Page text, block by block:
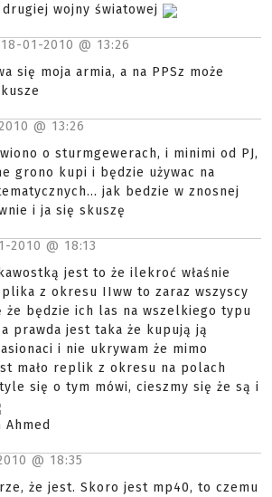
wojny światowej
18-01-2010 @ 13:26
się moja armia, a na PPSz może
@ 13:26
o sturmgewerach, i minimi od PJ,
grono kupi i będzie używac na
jak bedzie w znosnej
i ja się skuszę
2010 @ 18:13
jest to że ilekroć właśnie
z okresu IIww to zaraz wszyscy
że będzie ich las na wszelkiego typu
prawda jest taka że kupują ją
i nie ukrywam że mimo
mało replik z okresu na polach
się o tym mówi, cieszmy się że są i
Ahmed
@ 18:35
że jest. Skoro jest mp40, to czemu